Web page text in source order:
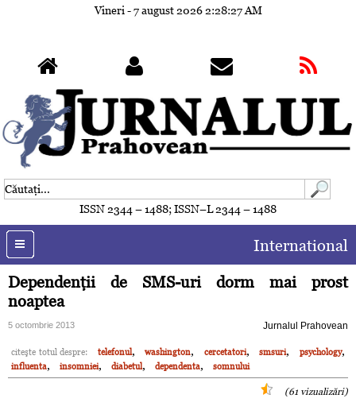
Vineri - 7 august 2026 2:28:30 AM
ISSN 2344 – 1488; ISSN–L 2344 – 1488
International
Dependenţii de SMS-uri dorm mai prost
noaptea
5 octombrie 2013 Jurnalul Prahovean
citeşte totul despre: telefonul, washington, cercetatori, smsuri, psychology,
influenta, insomniei, diabetul, dependenta, somnului
(61 vizualizări)